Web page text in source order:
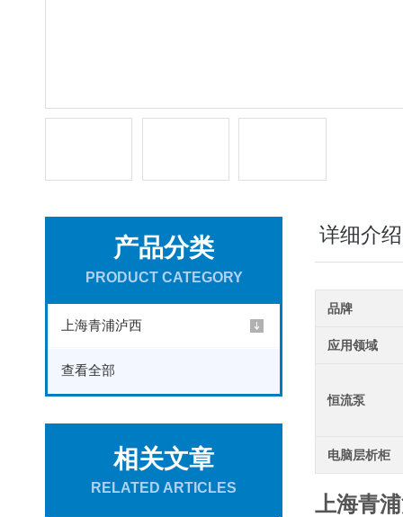
产品分类
PRODUCT CATEGORY
上海青浦泸西
查看全部
相关文章
RELATED ARTICLES
详细介绍
品牌
应用领域
恒流泵
电脑层析柜
上海青